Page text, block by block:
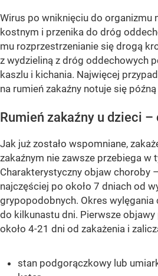
Wirus po wniknięciu do organizmu
kostnym i przenika do dróg
mu rozprzestrzenianie się drogą
z wydzieliną z dróg oddechowych
kaszlu i kichania. Najwięcej
na rumień zakaźny notuje się
Rumień zakaźny u dzieci
Jak już zostało wspomniane,
zakaźnym nie zawsze przebiega w
Charakterystyczny objaw choroby
najczęściej po około 7 dniach od
grypopodobnych. Okres
do kilkunastu dni. Pierwsze
około 4-21 dni od zakażenia i
stan podgorączkowy lub